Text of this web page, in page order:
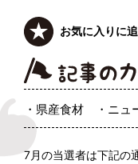
お気に入りに
県産食材 ニュ
7月の当選者は下記の